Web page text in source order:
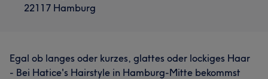
22117 Hamburg
Egal ob langes oder kurzes, glattes oder lockiges Haar
- Bei Hatice's Hairstyle in Hamburg-Mitte bekommst